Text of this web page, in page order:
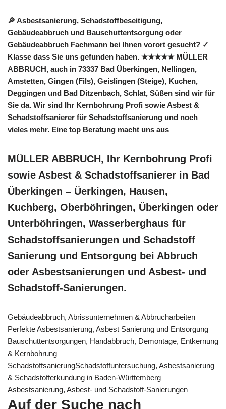
🔎 Asbestsanierung, Schadstoffbeseitigung,
Gebäudeabbruch und Bauschuttentsorgung oder
Gebäudeabbruch Fachmann bei Ihnen vorort gesucht? ✓
Klasse dass Sie uns gefunden haben. ★★★★★ MÜLLER
ABBRUCH, auch in 73337 Bad Überkingen, Nellingen,
Amstetten, Gingen (Fils), Geislingen (Steige), Kuchen,
Deggingen und Bad Ditzenbach, Schlat, Süßen sind wir für
Sie da. Wir sind Ihr Kernbohrung Profi sowie Asbest &
Schadstoffsanierer für Schadstoffsanierung und noch
vieles mehr. Eine top Beratung macht uns aus
MÜLLER ABBRUCH, Ihr Kernbohrung Profi
sowie Asbest & Schadstoffsanierer in Bad
Überkingen – Üerkingen, Hausen,
Kuchberg, Oberböhringen, Überkingen oder
Unterböhringen, Wasserberghaus für
Schadstoffsanierungen und Schadstoff
Sanierung und Entsorgung bei Abbruch
oder Asbestsanierungen und Asbest- und
Schadstoff-Sanierungen.
Gebäudeabbruch, Abrissunternehmen & Abbrucharbeiten
Perfekte Asbestsanierung, Asbest Sanierung und Entsorgung
Bauschuttentsorgungen, Handabbruch, Demontage, Entkernung
& Kernbohrung
SchadstoffsanierungSchadstoffuntersuchung, Asbestsanierung
& Schadstofferkundung in Baden-Württemberg
Asbestsanierung, Asbest- und Schadstoff-Sanierungen
Auf der Suche nach